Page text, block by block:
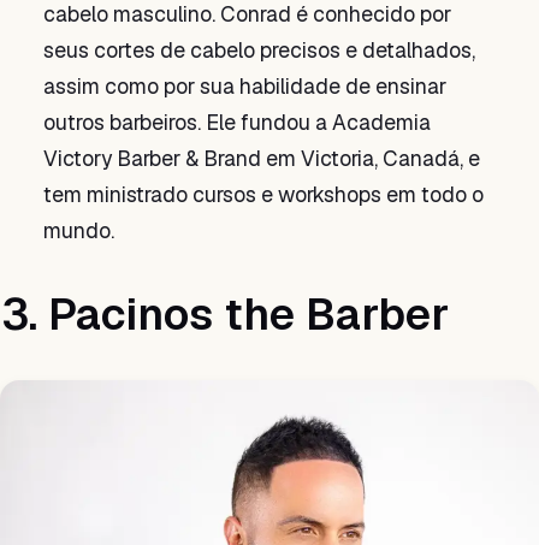
cabelo masculino. Conrad é conhecido por
seus cortes de cabelo precisos e detalhados,
assim como por sua habilidade de ensinar
outros barbeiros. Ele fundou a Academia
Victory Barber & Brand em Victoria, Canadá, e
tem ministrado cursos e workshops em todo o
mundo.
3. Pacinos the Barber